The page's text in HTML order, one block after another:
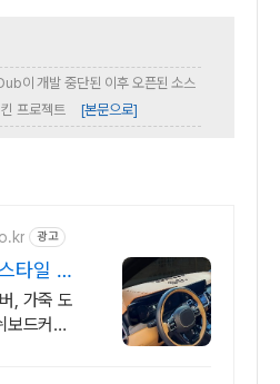
이 개발 중단된 이후 오픈된 소스
프로젝트
[본문으로]
광고
타일 나
용품
, 가죽 도
드커버,